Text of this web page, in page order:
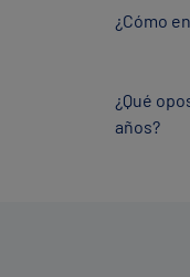
¿Cómo
¿Qué
años?